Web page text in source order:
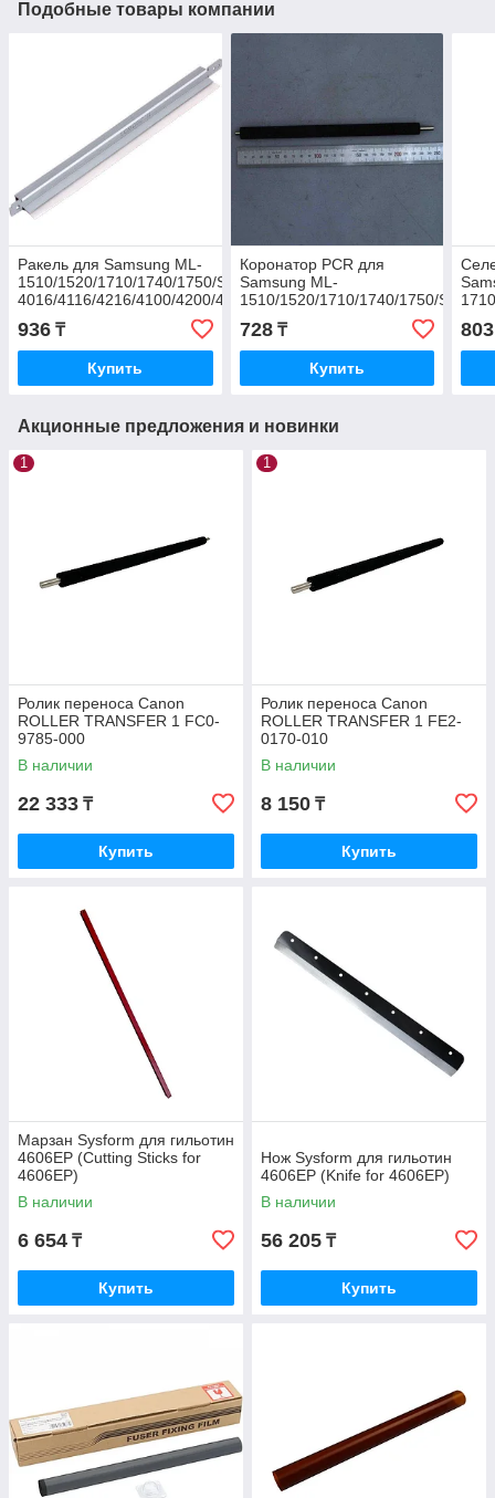
Подобные товары компании
Ракель для Samsung ML-
1510/1520/1710/1740/1750/SCX-
4016/4116/4216/4100/4200/430/Xerox
P3120/3130/WC3119
936 ₸
Купить
Коронатор PCR для
Samsung ML-
1510/1520/1710/1740/1750/SCX-
4016/4116/4216/4100/4200/4300/
728₸
Купить
803
Акционные предложения и новинки
1
Ролик переноса Canon
ROLLER TRANSFER 1 FC0-
9785-000
В наличии
22 333 ₸
Купить
1
Ролик переноса Canon
ROLLER TRANSFER 1 FE2-
0170-010
В наличии
8 150 ₸
Купить
Марзан Sysform для гильотин
4606EP (Cutting Sticks for
4606EP)
В наличии
6 654 ₸
Купить
Нож Sysform для гильотин
4606EP (Knife for 4606EP)
В наличии
56 205 ₸
Купить